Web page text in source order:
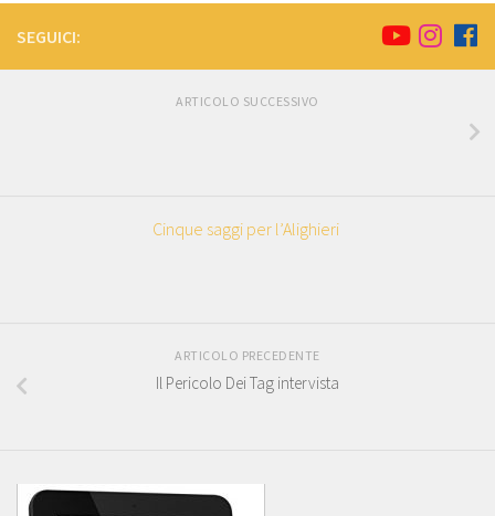
SEGUICI:
ARTICOLO SUCCESSIVO
Cinque saggi per l’Alighieri
ARTICOLO PRECEDENTE
Il Pericolo Dei Tag intervista